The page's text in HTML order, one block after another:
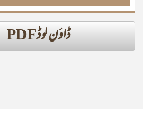
ڈاؤن لوڈ PDF